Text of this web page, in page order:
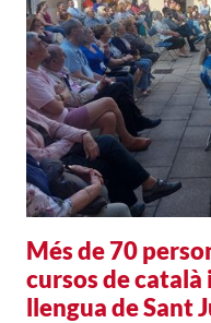
Més de 70
cursos de
llengua de Sant